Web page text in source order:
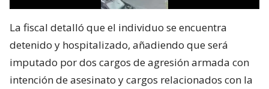
La fiscal detalló que el individuo se encuentra
detenido y hospitalizado, añadiendo que será
imputado por dos cargos de agresión armada con
intención de asesinato y cargos relacionados con la